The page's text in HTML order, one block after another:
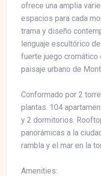
ofrece una amplia
espacios para cada
trama y diseño
lenguaje escultórico
fuerte juego
paisaje urbano de
Conformado por 2
plantas. 104
y 2 dormitorios.
panorámicas a la
rambla y el mar en la
Amenities: